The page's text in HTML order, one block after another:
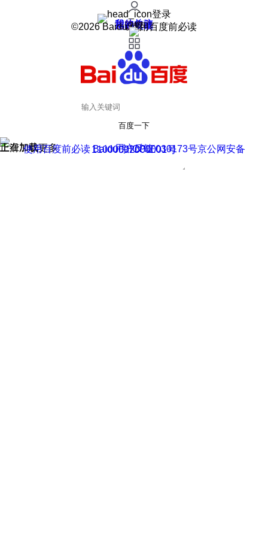
登录
我的关注
我的收藏
皮肤中心
用户反馈
设置
©2026 Baidu 使用百度前必读
百度一下
正在加载
上滑加载更多 用户反馈
使用百度前必读 Baidu 京ICP证030173号
京公网安备11000002000001号